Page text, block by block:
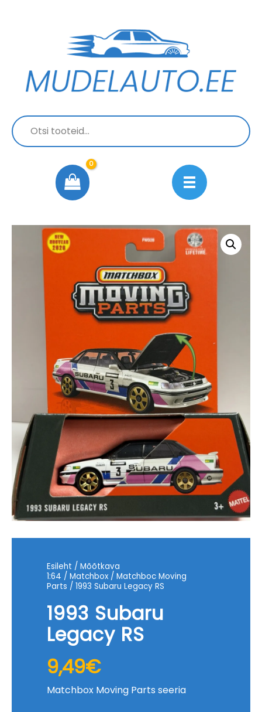
Esileht / Mõõtkava
1:64 / Matchbox / Matchboc Moving
Parts / 1993 Subaru Legacy RS
1993 Subaru
Legacy RS
9,49€
Matchbox Moving Parts seeria